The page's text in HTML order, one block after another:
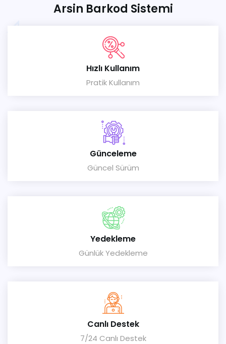
Arsin Barkod Sistemi
Hızlı Kullanım
Pratik Kullanım
Günceleme
Güncel Sürüm
Yedekleme
Günlük Yedekleme
Canlı Destek
7/24 Canlı Destek